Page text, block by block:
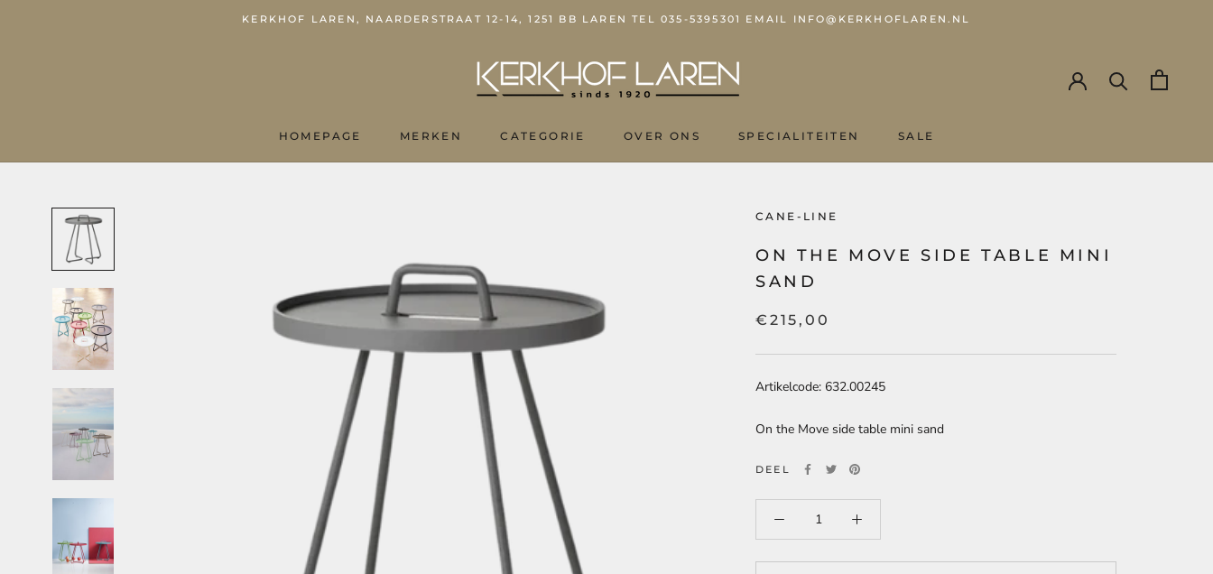
KERKHOF LAREN, NAARDERSTRAAT 12-14, 1251 BB LAREN TEL 035-5395301 EMAIL INFO@KERKHOFLAREN.NL
HOMEPAGE
MERKEN CATEGORIE
OVER ONS
SPECIALITEITEN
SALE
CANE-LINE
ON THE MOVE SIDE TABLE MINI
SAND
€215,00
Artikelcode: 632.00245
On the Move side table mini sand
DEEL